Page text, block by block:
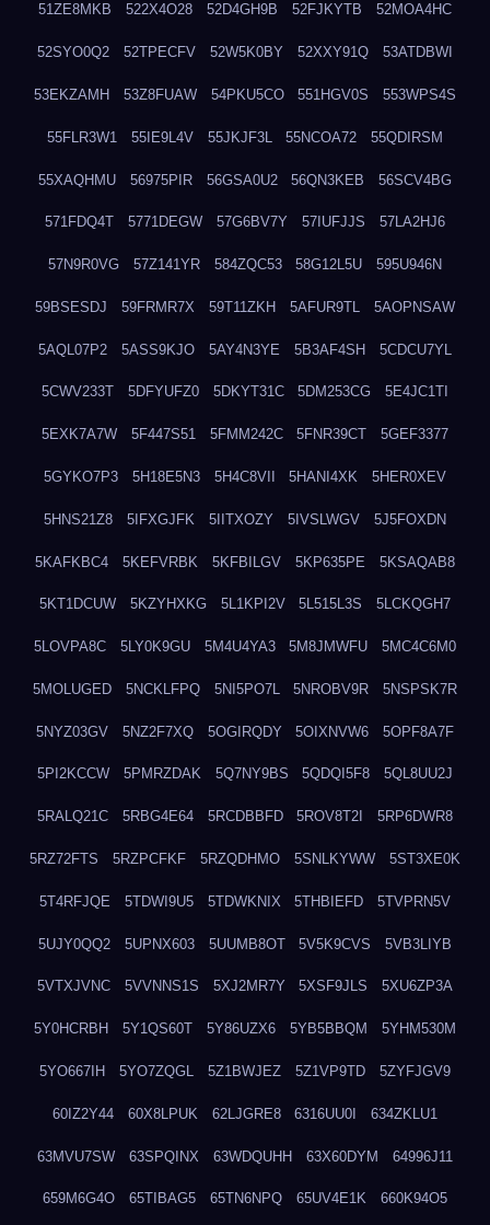
51ZE8MKB 522X4O28 52D4GH9B 52FJKYTB 52MOA4HC
52SYO0Q2 52TPECFV 52W5K0BY 52XXY91Q 53ATDBWI
53EKZAMH 53Z8FUAW 54PKU5CO 551HGV0S 553WPS4S
55FLR3W1 55IE9L4V 55JKJF3L 55NCOA72 55QDIRSM
55XAQHMU 56975PIR 56GSA0U2 56QN3KEB 56SCV4BG
571FDQ4T 5771DEGW 57G6BV7Y 57IUFJJS 57LA2HJ6
57N9R0VG 57Z141YR 584ZQC53 58G12L5U 595U946N
59BSESDJ 59FRMR7X 59T11ZKH 5AFUR9TL 5AOPNSAW
5AQL07P2 5ASS9KJO 5AY4N3YE 5B3AF4SH 5CDCU7YL
5CWV233T 5DFYUFZ0 5DKYT31C 5DM253CG 5E4JC1TI
5EXK7A7W 5F447S51 5FMM242C 5FNR39CT 5GEF3377
5GYKO7P3 5H18E5N3 5H4C8VII 5HANI4XK 5HER0XEV
5HNS21Z8 5IFXGJFK 5IITXOZY 5IVSLWGV 5J5FOXDN
5KAFKBC4 5KEFVRBK 5KFBILGV 5KP635PE 5KSAQAB8
5KT1DCUW 5KZYHXKG 5L1KPI2V 5L515L3S 5LCKQGH7
5LOVPA8C 5LY0K9GU 5M4U4YA3 5M8JMWFU 5MC4C6M0
5MOLUGED 5NCKLFPQ 5NI5PO7L 5NROBV9R 5NSPSK7R
5NYZ03GV 5NZ2F7XQ 5OGIRQDY 5OIXNVW6 5OPF8A7F
5PI2KCCW 5PMRZDAK 5Q7NY9BS 5QDQI5F8 5QL8UU2J
5RALQ21C 5RBG4E64 5RCDBBFD 5ROV8T2I 5RP6DWR8
5RZ72FTS 5RZPCFKF 5RZQDHMO 5SNLKYWW 5ST3XE0K
5T4RFJQE 5TDWI9U5 5TDWKNIX 5THBIEFD 5TVPRN5V
5UJY0QQ2 5UPNX603 5UUMB8OT 5V5K9CVS 5VB3LIYB
5VTXJVNC 5VVNNS1S 5XJ2MR7Y 5XSF9JLS 5XU6ZP3A
5Y0HCRBH 5Y1QS60T 5Y86UZX6 5YB5BBQM 5YHM530M
5YO667IH 5YO7ZQGL 5Z1BWJEZ 5Z1VP9TD 5ZYFJGV9
60IZ2Y44 60X8LPUK 62LJGRE8 6316UU0I 634ZKLU1
63MVU7SW 63SPQINX 63WDQUHH 63X60DYM 64996J11
659M6G4O 65TIBAG5 65TN6NPQ 65UV4E1K 660K94O5